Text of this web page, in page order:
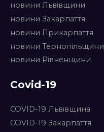
новини Львівщини
новини Закарпаття
новини Прикарпаття
новини Тернопільщини
новини Рівненщини
Covid-19
COVID-19 Львівщина
COVID-19 Закарпаття